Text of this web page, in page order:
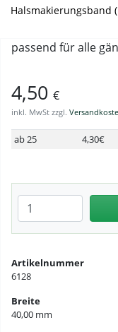
Halsmakierungsband
passend für alle
4,50 €
inkl. MwSt zzgl.
ab 25 4,30€
Anzahl eingeben
Artikelnummer
6128
Breite
40,00 mm